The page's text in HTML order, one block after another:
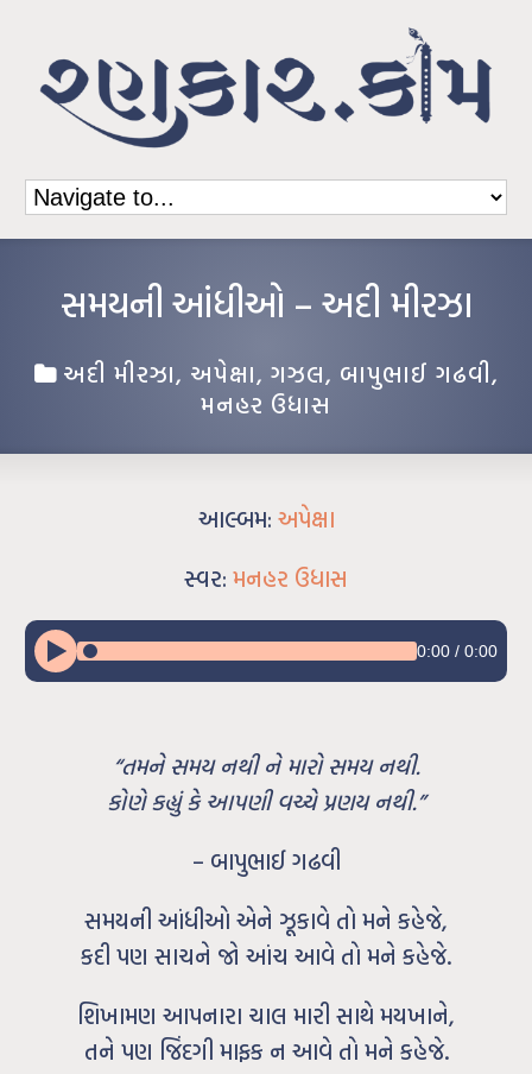
સમયની આંધીઓ – અદી મીરઝા
અદી મીરઝા, અપેક્ષા, ગઝલ, બાપુભાઈ ગઢવી,
મનહર ઉધાસ
આલ્બમ: અપેક્ષા
સ્વર: મનહર ઉધાસ
0:00/ 0:00
“તમને સમય નથી ને મારો સમય નથી.
કોણે કહ્યું કે આપણી વચ્ચે પ્રણય નથી.”
– બાપુભાઈ ગઢવી
સમયની આંધીઓ એને ઝૂકાવે તો મને કહેજે,
કદી પણ સાચને જો આંચ આવે તો મને કહેજે.
શિખામણ આપનારા ચાલ મારી સાથે મયખાને,
તને પણ જિંદગી માફક ન આવે તો મને કહેજે.